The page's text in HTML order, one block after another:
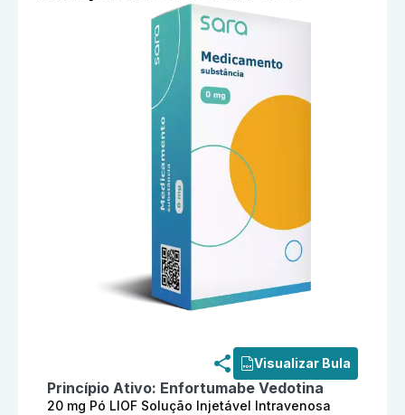
Informações detalhadas do produtoPadcev 20 mg
Visualizar Bula
Princípio Ativo: Enfortumabe Vedotina
20 mg Pó LIOF Solução Injetável Intravenosa